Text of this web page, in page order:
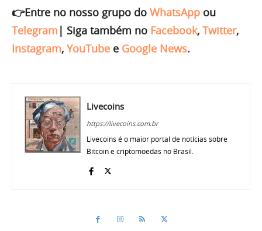
👉Entre no nosso grupo do WhatsApp ou
Telegram | Siga também no Facebook, Twitter,
Instagram, YouTube e Google News.
Livecoins
https://livecoins.com.br
Livecoins é o maior portal de notícias sobre
Bitcoin e criptomoedas no Brasil.